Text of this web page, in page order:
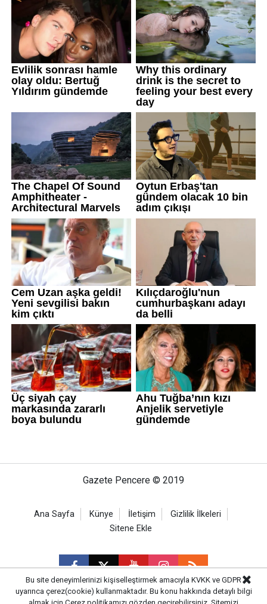
Gazete Pencere © 2019
Ana Sayfa Künye İletişim
Gizlilik İlkeleri
Sitene Ekle
Bu site deneyimlerinizi kişiselleştirmek amacıyla KVKK ve GDPR
uyarınca çerez(cookie) kullanmaktadır. Bu konu hakkında detaylı bilgi